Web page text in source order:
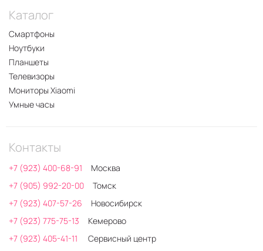
Каталог
Смартфоны
Ноутбуки
Планшеты
Телевизоры
Мониторы Xiaomi
Умные часы
Контакты
+7 (923) 400-68-91
Москва
+7 (905) 992-20-00
Томск
+7 (923) 407-57-26
Новосибирск
+7 (923) 775-75-13
Кемерово
+7 (923) 405-41-11
Сервисный центр